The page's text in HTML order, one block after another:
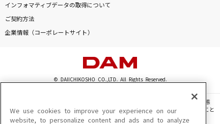
インフォマティブデータの取得について
ご契約方法
企業情報（コーポレートサイト）
© DAIICHIKOSHO CO.,LTD. All Rights Reserved.
このサイトに掲載されている一切の文章・画像・写真・動画・音声等を、手段や形態
を問わず、著作権法の定める範囲を超えて無断で複製、転載、ファイル化などすること
を禁じます。
We use cookies to improve your experience on our
website, to personalize content and ads and to analyze